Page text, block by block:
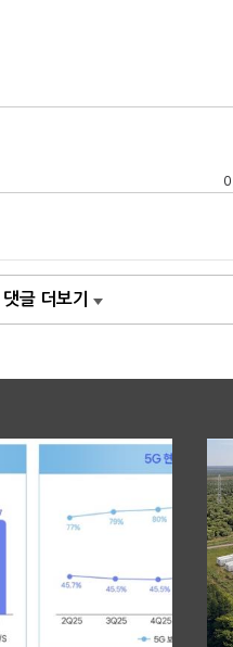
0
댓글 더보기